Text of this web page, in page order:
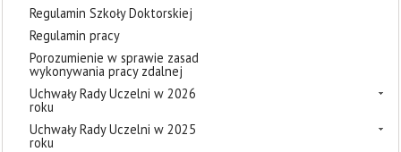
Regulamin Szkoły Doktorskiej
Regulamin pracy
Porozumienie w sprawie zasad
wykonywania pracy zdalnej
Uchwały Rady Uczelni w 2026
roku
Uchwały Rady Uczelni w 2025
roku